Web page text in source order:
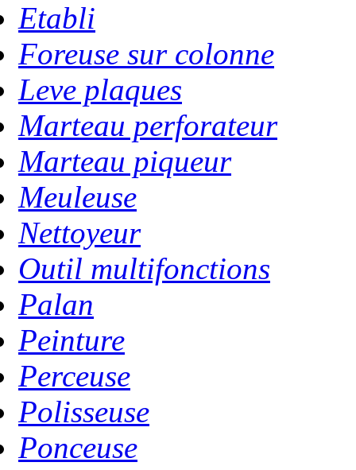
Etabli
Foreuse sur colonne
Leve plaques
Marteau perforateur
Marteau piqueur
Meuleuse
Nettoyeur
Outil multifonctions
Palan
Peinture
Perceuse
Polisseuse
Ponceuse